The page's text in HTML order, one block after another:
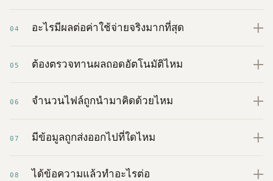
04 อะไรมีผลต่อค่าใช้จ่ายจริงมากที่สุด
05 ต้องตรวจทานผลถอดอัตโนมัติไหม
06 จำนวนไฟล์ถูกนำมาคิดด้วยไหม
07 มีข้อมูลถูกส่งออกไปที่ใดไหม
08 ได้ข้อความแล้วทำอะไรต่อ